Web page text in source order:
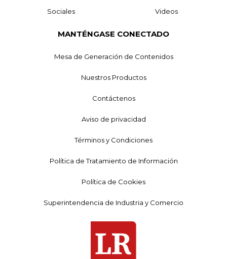
Sociales Videos
MANTÉNGASE CONECTADO
Mesa de Generación de Contenidos
Nuestros Productos
Contáctenos
Aviso de privacidad
Términos y Condiciones
Política de Tratamiento de Información
Política de Cookies
Superintendencia de Industria y Comercio